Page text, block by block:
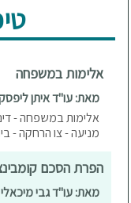
אלימות במשפחה
מאת: עו"ד איתן
אלימות במשפחה -
מניעה - צו הרחקה -
הפרת הסכם
מאת: עו"ד גבי מיכאלי